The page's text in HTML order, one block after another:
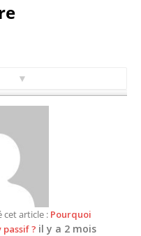
cet article : Pourquoi
? il y a 2 mois